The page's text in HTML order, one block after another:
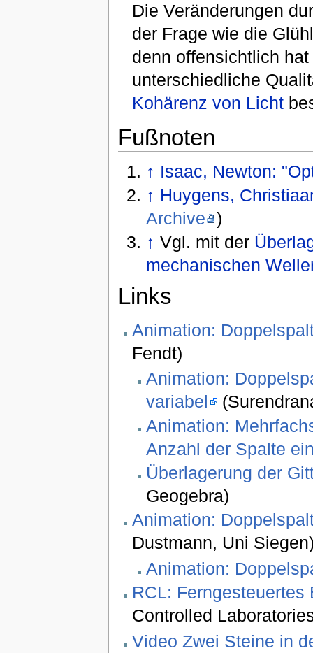
Die Veränderungen
der Frage wie die
denn offensichtlich
unterschiedliche
Kohärenz von Licht
Fußnoten
↑ Isaac, Newton:
↑ Huygens,
Archive
)
↑ Vgl. mit der
mechanischen
Links
Animation:
Fendt)
Animation:
variabel
Animation:
Anzahl der Spalte
Überlagerung der
Geogebra)
Animation:
Dustmann, Uni
Animation:
RCL:
Controlled
Video Zwei Steine in